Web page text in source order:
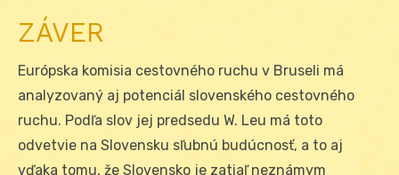
ZÁVER
Európska komisia cestovného ruchu v Bruseli má
analyzovaný aj potenciál slovenského cestovného
ruchu. Podľa slov jej predsedu W. Leu má toto
odvetvie na Slovensku sľubnú budúcnosť, a to aj
vďaka tomu, že Slovensko je zatiaľ neznámym